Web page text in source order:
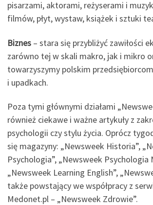
pisarzami, aktorami, reżyserami i
filmów, płyt, wystaw, książek i sztuki
Biznes ​– stara się przybliżyć zawiłości
zarówno tej w skali makro, jak i mikro
towarzyszymy polskim
i upadkach.
Poza tymi głównymi działami
również ciekawe i ważne artykuły z
psychologii czy stylu życia. Oprócz
się magazyny: „Newsweek Historia”,
Psychologia”, „Newsweek Psychologia
„Newsweek Learning English”,
także powstający we współpracy z
Medonet.pl – „Newsweek Zdrowie”.